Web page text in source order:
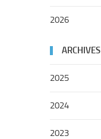
2026
ARCHIVES
2025
2024
2023